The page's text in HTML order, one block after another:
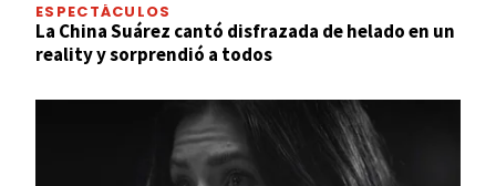
ESPECTÁCULOS
La China Suárez cantó disfrazada de helado en un
reality y sorprendió a todos